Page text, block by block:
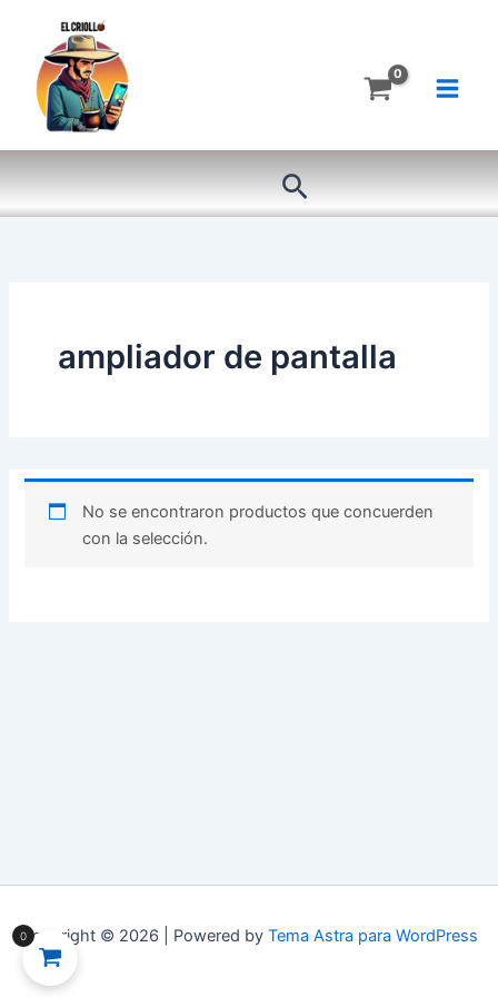
contenido
Buscar
ampliador de pantalla
No se encontraron productos que concuerden
con la selección.
Copyright © 2026 | Powered by Tema Astra para WordPress
0